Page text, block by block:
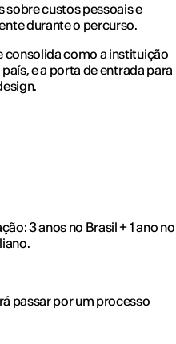
sobre custos pessoais e
durante o percurso.
consolida como a instituição
e a porta de entrada para
3 anos no Brasil + 1 ano no
passar por um processo